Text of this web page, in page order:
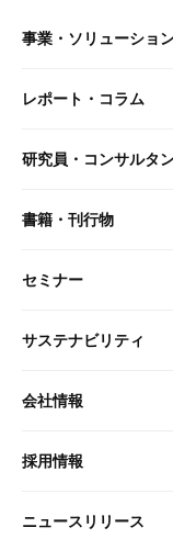
事業・ソリューショ
事業・ソリューシ
リサーチ
大和総研の強み
先端テクノロジー
レポート・コラム
レポート・コラム
最新のレポート・
政策分析
研究員・コンサルタ
研究員・コンサル
研究員
書籍・刊行物
書籍・刊行物 トッ
書籍
セミナー
セミナー トップ
現在受付中のセミ
サステナビリティ
サステナビリティ
次世代社会への貢献
会社情報
会社情報 トップ
会社概要・役員一覧
採用情報
採用情報 トップ
ニュースリリース